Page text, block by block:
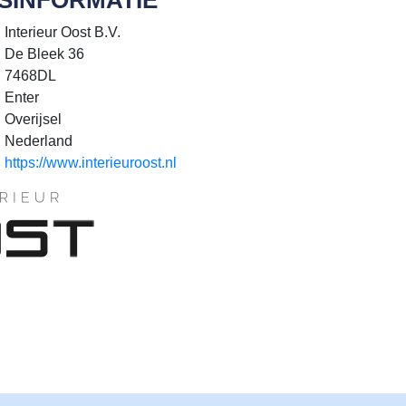
Interieur Oost B.V.
De Bleek 36
7468DL
Enter
Overijsel
Nederland
https://www.interieuroost.nl